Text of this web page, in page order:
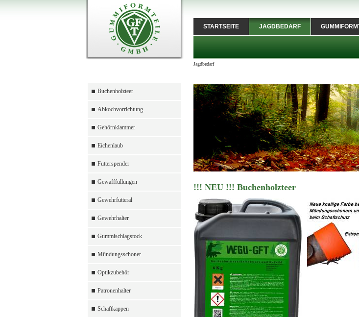
Buchenholzteer
Abkochvorrichtung
Gehörnklammer
Eichenlaub
Futterspender
Gewafffüllungen
Gewehrfutteral
Gewehrhalter
Gummischlagstock
Mündungsschoner
Optikzubehör
Patronenhalter
Schaftkappen
STARTSEITE JAGDBEDARF
Jagdbedarf
!!! NEU !!! Buchenholzteer